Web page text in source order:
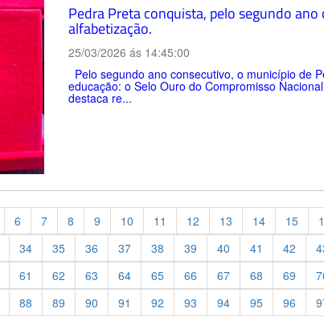
Pedra Preta conquista, pelo segundo
alfabetização.
25/03/2026 ás 14:45:00
Pelo segundo ano consecutivo, o município de
educação: o Selo Ouro do Compromisso
destaca re...
6 7 8 9 10 11 12 13 14 15
34 35 36 37 38 39 40 41 42
61 62 63 64 65 66 67 68 69
88 89 90 91 92 93 94 95 96